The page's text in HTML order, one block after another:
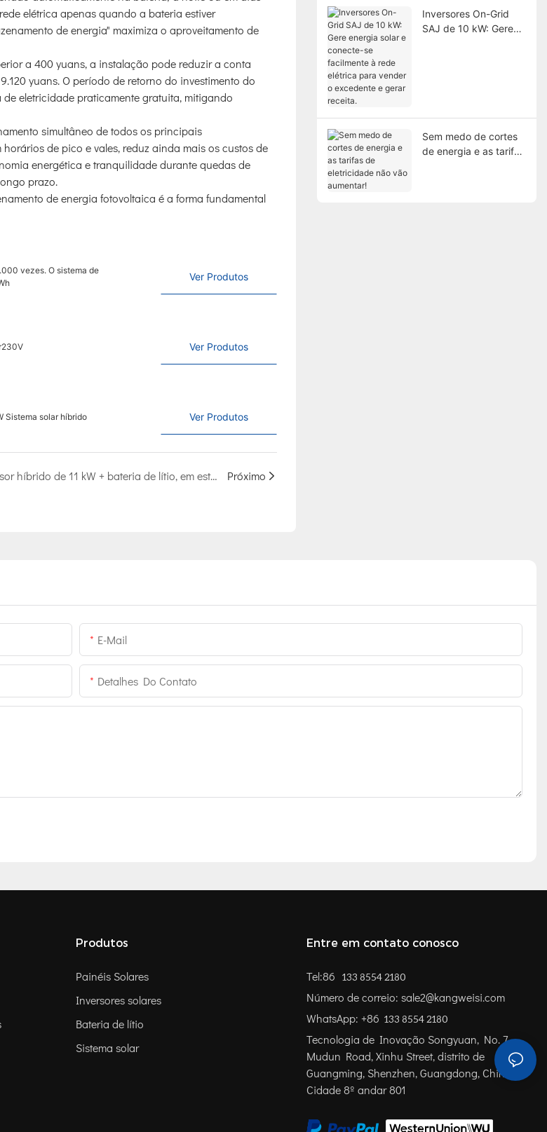
elétrica apenas quando a bateria estiver
de energia" maximiza o aproveitamento de
a 400 yuans, a instalação pode reduzir a conta
yuans. O período de retorno do investimento do
eletricidade praticamente gratuita, mitigando
simultâneo de todos os principais
de pico e vales, reduz ainda mais os custos de
energética e tranquilidade durante quedas de
prazo.
de energia fotovoltaica é a forma fundamental
vezes. O sistema de
Ver Produtos
Ver Produtos
Sistema solar híbrido Ver Produtos
Inversor híbrido de 11 kW + bateria de lítio, em estoque e pronto para envio. Próximo
Inversores On-Grid
SAJ de 10 kW: Gere
Sem medo de cortes
de energia e as tarifas
E-Mail
Detalhes Do Contato
Produtos
Painéis Solares
Inversores solares
Bateria de lítio
Sistema solar
Entre em contato conosco
Tel:86 133 8554 2180
Número de correio: sale2@kangweisi.com
WhatsApp: +86 133 8554 2180
Tecnologia de Inovação Songyuan, No. 7,
Mudun Road, Xinhu Street, distrito de
Guangming, Shenzhen, Guangdong, China
Cidade 8º andar 801